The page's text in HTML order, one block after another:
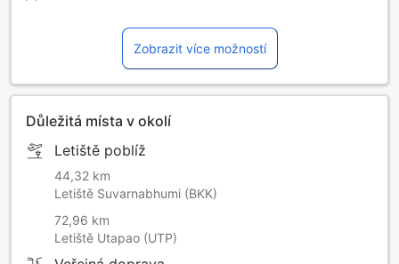
Zobrazit více možností
Důležitá místa v okolí
Letiště poblíž
44,32 km
Letiště Suvarnabhumi (BKK)
72,96 km
Letiště Utapao (UTP)